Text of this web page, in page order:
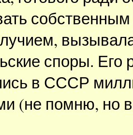
собственным
споры.
в СССР
(не помню, но